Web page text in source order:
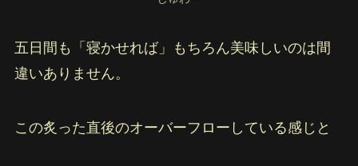
五日間も「寝かせれば」もちろん美味しいのは間
違いありません。
この炙った直後のオーバーフローしている感じと